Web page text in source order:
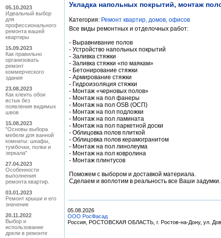
05.10.2023
Идеальный выбор
для
профессионального
ремонта вашей
квартиры
15.09.2023
Как правильно
организовать
ремонт
коммерческого
здания
23.08.2023
Как клеить обои
встык без
появления видимых
швов
15.08.2023
"Основы выбора
мебели для ванной
комнаты: шкафы,
тумбочки, полки и
зеркала"
27.04.2023
Особенности
выполнения
ремонта квартир.
03.01.2023
Ремонт крыши и его
значение
20.11.2022
Выбор и
использование
дрели в ремонте
Укладка напольных покрытий, монтаж
Категория: Ремонт квартир, домов, офисов
Все виды ремонтных и отделочных работ:
- Выравнивание полов
- Устройство напольных покрытий
- Заливка стяжки
- Заливка стяжки «по маякам»
- Бетонирование стяжки
- Армирование стяжки
- Гидроизоляция стяжки
- Монтаж «черновых полов»
- Монтаж на пол фанеры
- Монтаж на пол OSB (ОСП)
- Монтаж на пол подложки
- Монтаж на пол ламината
- Монтаж на пол паркетной доски
- Облицовка полов плиткой
- Облицовка полов керамогранитом
- Монтаж на пол линолеума
- Монтаж на пол ковролина
- Монтаж плинтусов
Поможем с выбором и доставкой материала.
Сделаем и воплотим в реальность все Ваши задумки.
05.08.2026
ООО РосФасад
Россия, РОСТОВСКАЯ ОБЛАСТЬ, г. Ростов-на-Дону, ул.